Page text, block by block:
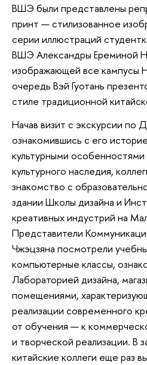
ВШЭ были представлены
принт — стилизованное
серии иллюстраций
ВШЭ Александры Ереминой
изображающей все
очередь Вэй Гуотань
стиле традиционной
Начав визит с экскурсии по
ознакомившись с его
культурными особенностями
культурного наследия,
знакомство с
здании Школы дизайна и
креативных индустрий на
Представители
Чжэцзяна посмотрели
компьютерные классы,
Лабораторией дизайна,
помещениями,
реализации современного
от обучения — к
и творческой реализации. В
китайские коллеги еще раз